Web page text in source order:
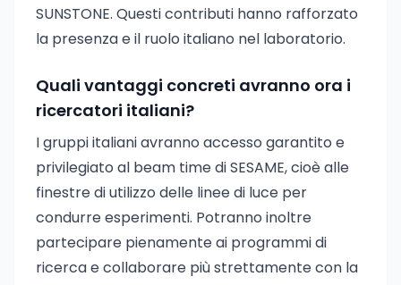
SUNSTONE. Questi contributi hanno rafforzato
la presenza e il ruolo italiano nel laboratorio.
Quali vantaggi concreti avranno ora i
ricercatori italiani?
I gruppi italiani avranno accesso garantito e
privilegiato al beam time di SESAME, cioè alle
finestre di utilizzo delle linee di luce per
condurre esperimenti. Potranno inoltre
partecipare pienamente ai programmi di
ricerca e collaborare più strettamente con la